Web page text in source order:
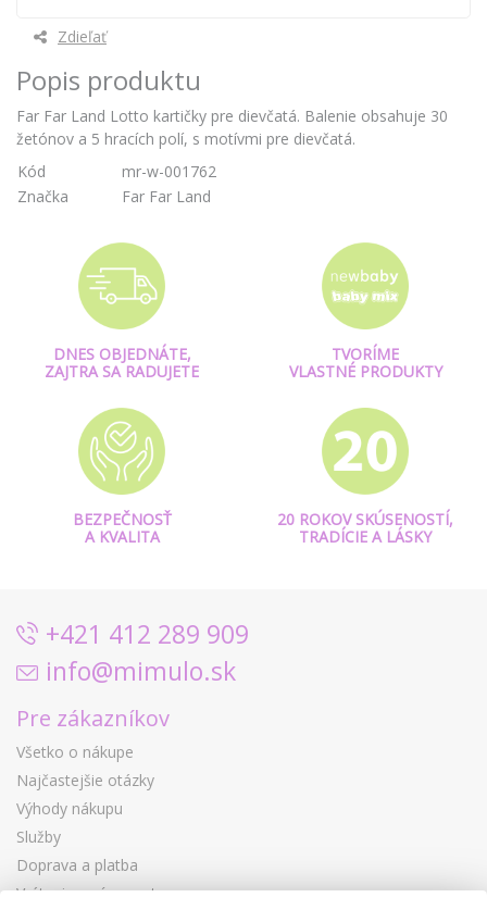
Zdieľať
Popis produktu
Far Far Land Lotto kartičky pre dievčatá. Balenie obsahuje 30
žetónov a 5 hracích polí, s motívmi pre dievčatá.
Kód
mr-w-001762
Značka
Far Far Land
DNES OBJEDNÁTE,
ZAJTRA SA RADUJETE
TVORÍME
VLASTNÉ PRODUKTY
BEZPEČNOSŤ
A KVALITA
20 ROKOV SKÚSENOSTÍ,
TRADÍCIE A LÁSKY
+421 412 289 909
info@mimulo.sk
Pre zákazníkov
Všetko o nákupe
Najčastejšie otázky
Výhody nákupu
Služby
Doprava a platba
Vrátenie a výmena tovaru